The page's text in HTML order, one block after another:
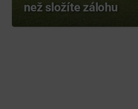
než složíte zálohu